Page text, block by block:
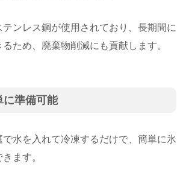
ンレス鋼が使用されており、長期間に
ため、廃棄物削減にも貢献します。
に準備可能
で水を入れて冷凍するだけで、簡単に氷
ます。